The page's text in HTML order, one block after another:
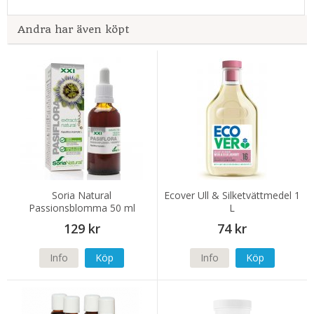
Andra har även köpt
Soria Natural
Passionsblomma 50 ml
129 kr
Info Köp
Ecover Ull & Silketvättmedel 1
L
74 kr
Info Köp